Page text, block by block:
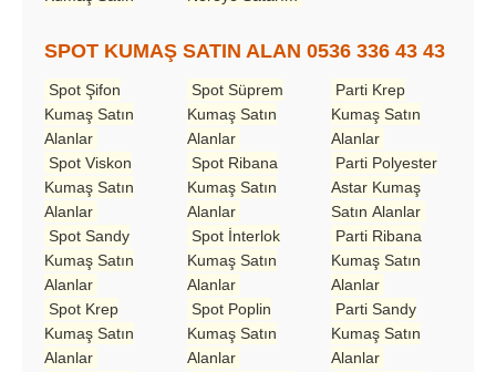
SPOT KUMAŞ SATIN ALAN 0536 336 43 43
Spot Şifon
Kumaş Satın
Alanlar
Spot Viskon
Kumaş Satın
Alanlar
Spot Sandy
Kumaş Satın
Alanlar
Spot Krep
Kumaş Satın
Alanlar
Spot Süprem
Kumaş Satın
Alanlar
Spot Ribana
Kumaş Satın
Alanlar
Spot İnterlok
Kumaş Satın
Alanlar
Spot Poplin
Kumaş Satın
Alanlar
Parti Krep
Kumaş Satın
Alanlar
Parti Polyester
Astar Kumaş
Satın Alanlar
Parti Ribana
Kumaş Satın
Alanlar
Parti Sandy
Kumaş Satın
Alanlar